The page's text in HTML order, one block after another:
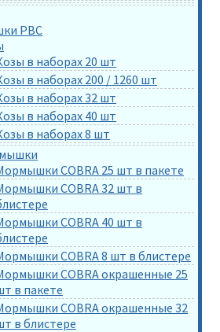
РВС
в наборах 20 шт
в наборах 200 / 1260 шт
в наборах 32 шт
в наборах 40 шт
в наборах 8 шт
COBRA 25 шт в пакете
COBRA 32 шт в
COBRA 40 шт в
COBRA 8 шт в блистере
COBRA окрашенные 25
в пакете
COBRA окрашенные 32
в блистере